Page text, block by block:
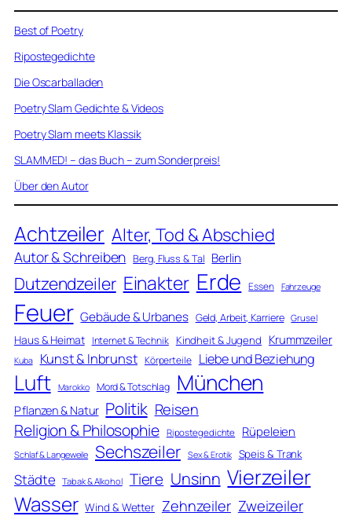
Best of Poetry
Ripostegedichte
Die Oscarballaden
Poetry Slam Gedichte & Videos
Poetry Slam meets Klassik
SLAMMED! – das Buch – zum Sonderpreis!
Über den Autor
Achtzeiler Alter, Tod & Abschied
Autor & Schreiben Berg, Fluss & Tal Berlin
Dutzendzeiler Einakter Erde Essen Fahrzeuge
Feuer Gebäude & Urbanes Geld, Arbeit, Karriere Grusel
Haus & Heimat Internet & Technik Kindheit & Jugend Krummzeiler
Kuba Kunst & Inbrunst Körperteile Liebe und Beziehung
Luft Marokko Mord & Totschlag München
Pflanzen & Natur Politik Reisen
Religion & Philosophie Ripostegedichte Rüpeleien
Schlaf & Langeweile Sechszeiler Sex & Erotik Speis & Trank
Städte Tabak & Alkohol Tiere Unsinn Vierzeiler
Wasser Wind & Wetter Zehnzeiler Zweizeiler